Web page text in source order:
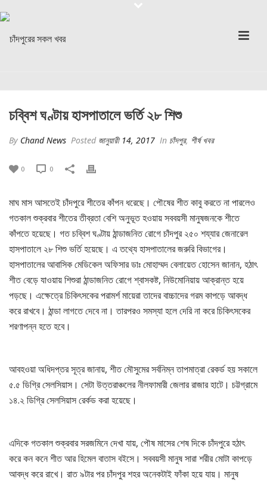
চব্বিশ ঘণ্টায় হাসপাতালে ভর্তি ২৮ শিশু
By Chand News Posted জানুয়ারী 14, 2017 In চাঁদপুর, শীর্ষ খবর
0 0
মাঘ মাস আসতেই চাঁদপুরে শীতের কাঁপন ধরেছে। পৌষের শীত কাবু করতে না পারলেও
গতকাল শুক্রবার শীতের তীব্রতা বেশি অনুভূত হওয়ায় সববয়সী মানুষজনকে শীতে
কাঁপতে হয়েছে। গত চবি্বশ ঘণ্টায় ঠান্ডাজনিত রোগে চাঁদপুর ২৫০ শয্যার জেনারেল
হাসপাতালে ২৮ শিশু ভর্তি হয়েছে। এ তথ্যে হাসপাতালের জরুরি বিভাগের।
হাসপাতালের আবাসিক মেডিকেল অফিসার ডাঃ মোহাম্মদ বেলায়েত হোসেন জানান, হঠাৎ
শীত বেড়ে যাওয়ায় শিশুরা ঠান্ডাজনিত রোগে শ্বাসকষ্ট, নিউমোনিয়ায় আক্রান্ত হয়ে
পড়ছে। এক্ষেত্রে চিকিৎসকের পরামর্শ মায়েরা তাদের বাচ্চাদের গরম কাপড়ে আবদ্ধ
করে রাখবে। ঠান্ডা লাগতে দেবে না। তারপরও সমস্যা হলে দেরি না করে চিকিৎসকের
শরণাপন্ন হতে হবে।
আবহওয়া অধিদপ্তর সূত্র জানায়, শীত মৌসুমের সর্বনিম্ন তাপমাত্রা রেকর্ড হয় সকালে
৫.৫ ডিগ্রি সেলসিয়াস। সেটা উত্তরাঞ্চলের নীলফামারী জেলার রাজার হাটে। চট্টগ্রামে
১৪.২ ডিগ্রি সেলসিয়াস রের্কড করা হয়েছে।
এদিকে গতকাল শুক্রবার সরজমিনে দেখা যায়, পৌষ মাসের শেষ দিকে চাঁদপুরে হঠাৎ
করে কন কনে শীত আর হিমেল বাতাস বইসে। সববয়সী মানুষ সারা শরীর মোটা কাপড়ে
আবদ্ধ করে রাখে। রাত ৯টার পর চাঁদপুর শহর অনেকটাই ফাঁকা হয়ে যায়। মানুষ